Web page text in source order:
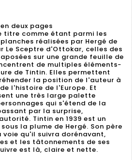
deux pages
titre comme étant parmi les
réalisées par Hergé de
Le Sceptre d'Ottokar, celles des
sur une grande feuille de
de multiples éléments-
de Tintin. Elles permettent
la position de l'auteur à
l'histoire de l'Europe. Et
une très large palette
qui s'étend de la
par la surprise,
Tintin en 1939 est un
la plume de Hergé. Son père
qu'il suivra dorénavant,
et les tâtonnements de ses
est là, claire et nette.